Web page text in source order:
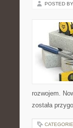
POSTED
rozwojem.
została